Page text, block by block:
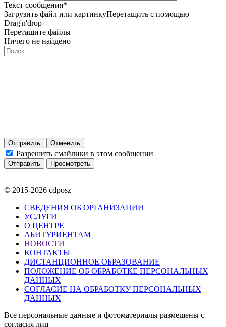
Текст сообщения*
Загрузить файл или картинкуПеретащить с помощью
Drag'n'drop
Перетащите файлы
Ничего не найдено
Отправить Отменить
Разрешить смайлики в этом сообщении
© 2015-2026 cdposz
СВЕДЕНИЯ ОБ ОРГАНИЗАЦИИ
УСЛУГИ
О ЦЕНТРЕ
АБИТУРИЕНТАМ
НОВОСТИ
КОНТАКТЫ
ДИСТАНЦИОННОЕ ОБРАЗОВАНИЕ
ПОЛОЖЕНИЕ ОБ ОБРАБОТКЕ ПЕРСОНАЛЬНЫХ
ДАННЫХ
СОГЛАСИЕ НА ОБРАБОТКУ ПЕРСОНАЛЬНЫХ
ДАННЫХ
Все персональные данные и фотоматериалы размещены с
согласия лиц